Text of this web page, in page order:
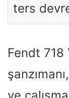
ters
Fendt
ve